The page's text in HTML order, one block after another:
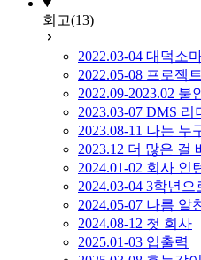
회고(13)
2022.03-04 대덕소
2022.05-08 프로젝
2022.09-2023.02 불
2023.03-07 DMS 리
2023.08-11 나는 누
2023.12 더 많은 걸
2024.01-02 회사 인
2024.03-04 3학년
2024.05-07 나름 알
2024.08-12 첫 회사
2025.01-03 입출력